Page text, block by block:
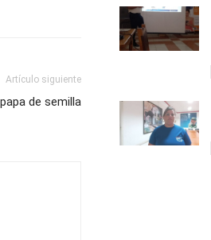
Artículo siguiente
de semilla